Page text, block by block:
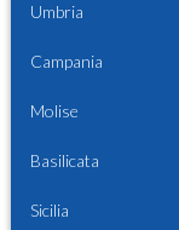
Umbria
Campania
Molise
Basilicata
Sicilia